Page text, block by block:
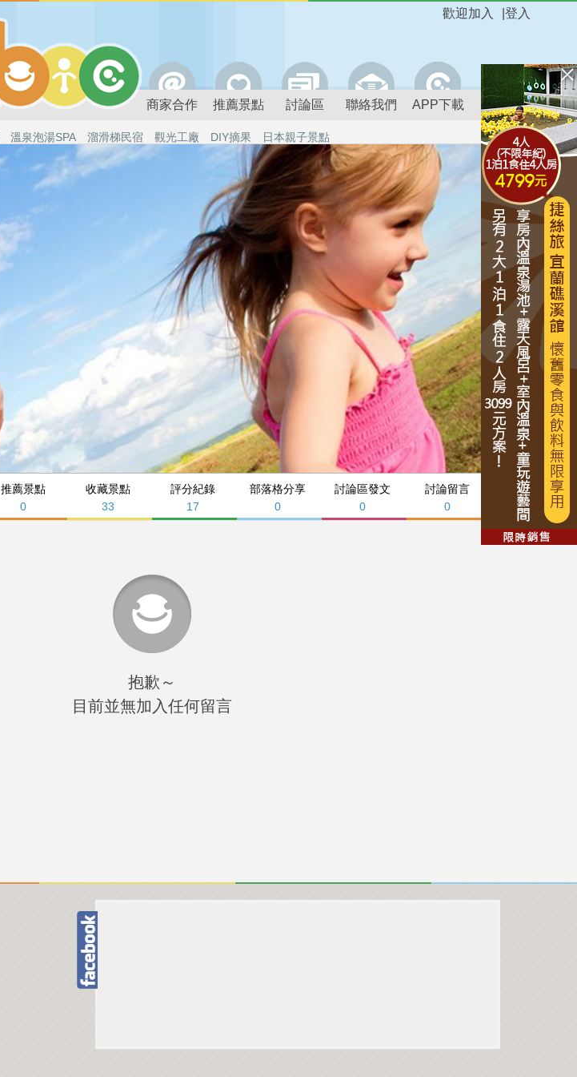
登入
歡迎加入
商家合作 推薦景點 討論區 聯絡我們 APP下載
溫泉泡湯SPA 溜滑梯民宿 觀光工廠 DIY摘果 日本親子景點
推薦景點
0
收藏景點
33
評分紀錄
17
部落格分享
0
討論區發文
0
討論留言
0
抱歉～
目前並無加入任何留言